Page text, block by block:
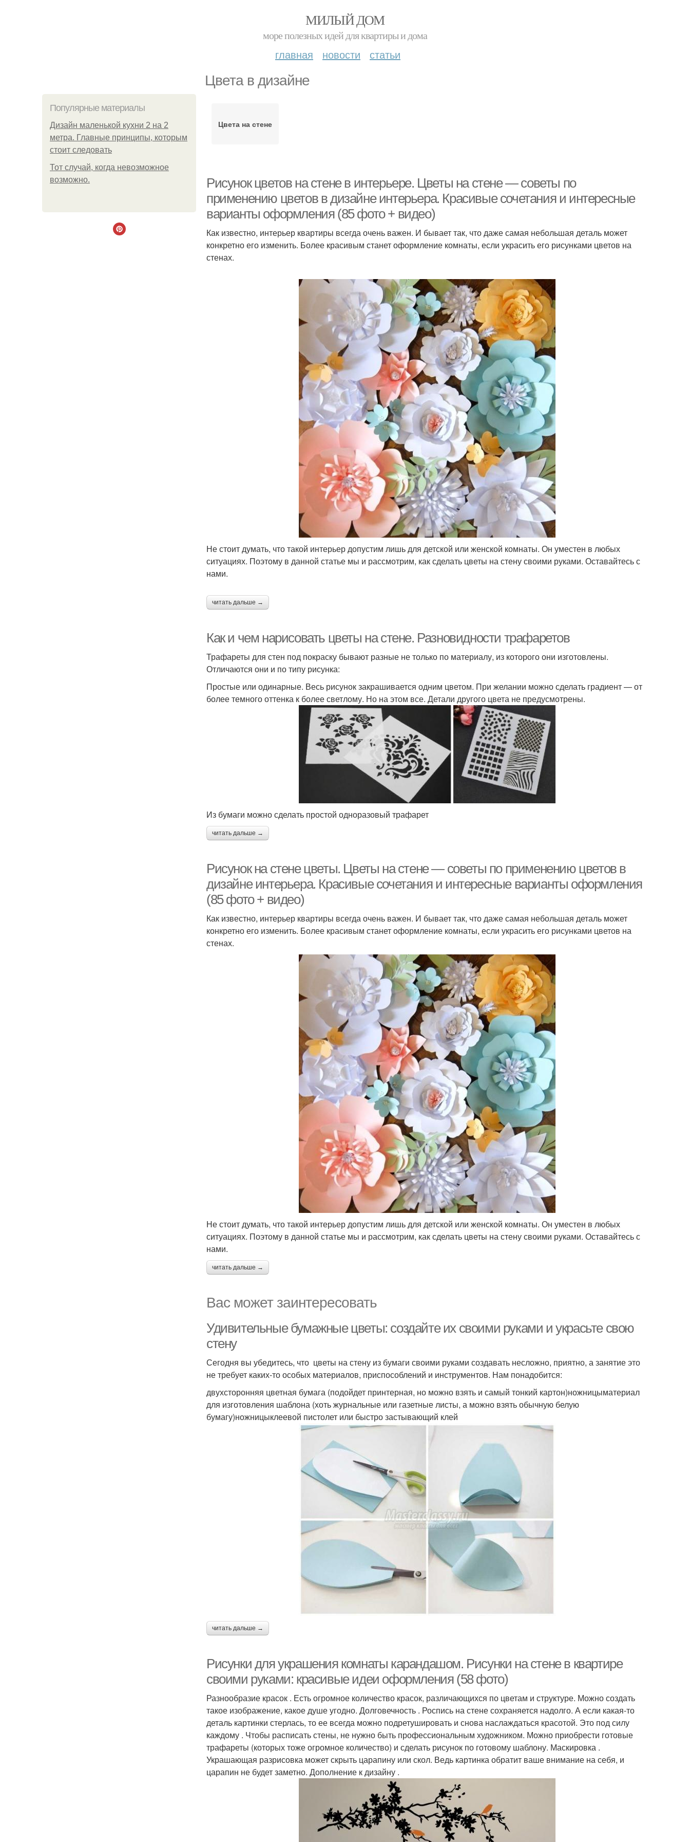
МИЛЫЙ ДОМ
море полезных идей для квартиры и дома
главная новости статьи
Цвета в дизайне
Популярные материалы
Дизайн маленькой кухни 2 на 2
метра. Главные принципы, которым
стоит следовать
Тот случай, когда невозможное
возможно.
Цвета на стене
Рисунок цветов на стене в интерьере. Цветы на стене — советы по
применению цветов в дизайне интерьера. Красивые сочетания и интересные
варианты оформления (85 фото + видео)
Как известно, интерьер квартиры всегда очень важен. И бывает так, что даже самая небольшая деталь может
конкретно его изменить. Более красивым станет оформление комнаты, если украсить его рисунками цветов на
стенах.
Не стоит думать, что такой интерьер допустим лишь для детской или женской комнаты. Он уместен в любых
ситуациях. Поэтому в данной статье мы и рассмотрим, как сделать цветы на стену своими руками. Оставайтесь с
нами.
читать дальше →
Как и чем нарисовать цветы на стене. Разновидности трафаретов
Трафареты для стен под покраску бывают разные не только по материалу, из которого они изготовлены.
Отличаются они и по типу рисунка:
Простые или одинарные. Весь рисунок закрашивается одним цветом. При желании можно сделать градиент — от
более темного оттенка к более светлому. Но на этом все. Детали другого цвета не предусмотрены.
Из бумаги можно сделать простой одноразовый трафарет
читать дальше →
Рисунок на стене цветы. Цветы на стене — советы по применению цветов в
дизайне интерьера. Красивые сочетания и интересные варианты оформления
(85 фото + видео)
Как известно, интерьер квартиры всегда очень важен. И бывает так, что даже самая небольшая деталь может
конкретно его изменить. Более красивым станет оформление комнаты, если украсить его рисунками цветов на
стенах.
Не стоит думать, что такой интерьер допустим лишь для детской или женской комнаты. Он уместен в любых
ситуациях. Поэтому в данной статье мы и рассмотрим, как сделать цветы на стену своими руками. Оставайтесь с
нами.
читать дальше →
Вас может заинтересовать
Удивительные бумажные цветы: создайте их своими руками и украсьте свою
стену
Сегодня вы убедитесь, что цветы на стену из бумаги своими руками создавать несложно, приятно, а занятие это
не требует каких-то особых материалов, приспособлений и инструментов. Нам понадобится:
двухсторонняя цветная бумага (подойдет принтерная, но можно взять и самый тонкий картон)ножницыматериал
для изготовления шаблона (хоть журнальные или газетные листы, а можно взять обычную белую
бумагу)ножницыклеевой пистолет или быстро застывающий клей
читать дальше →
Рисунки для украшения комнаты карандашом. Рисунки на стене в квартире
своими руками: красивые идеи оформления (58 фото)
Разнообразие красок . Есть огромное количество красок, различающихся по цветам и структуре. Можно создать
такое изображение, какое душе угодно. Долговечность . Роспись на стене сохраняется надолго. А если какая-то
деталь картинки стерлась, то ее всегда можно подретушировать и снова наслаждаться красотой. Это под силу
каждому . Чтобы расписать стены, не нужно быть профессиональным художником. Можно приобрести готовые
трафареты (которых тоже огромное количество) и сделать рисунок по готовому шаблону. Маскировка .
Украшающая разрисовка может скрыть царапину или скол. Ведь картинка обратит ваше внимание на себя, и
царапин не будет заметно. Дополнение к дизайну .